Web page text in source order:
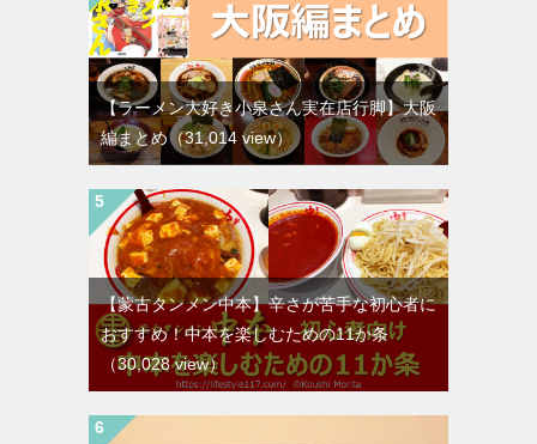
【ラーメン大好き小泉さん実在店行脚】大阪
編まとめ（31,014 view）
【蒙古タンメン中本】辛さが苦手な初心者に
おすすめ！中本を楽しむための11か条
（30,028 view）